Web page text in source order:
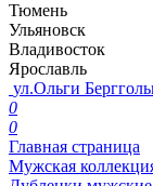
Тюмень
Ульяновск
Владивосток
Ярославль
ул.Ольги
0
0
Главная страница
Мужская